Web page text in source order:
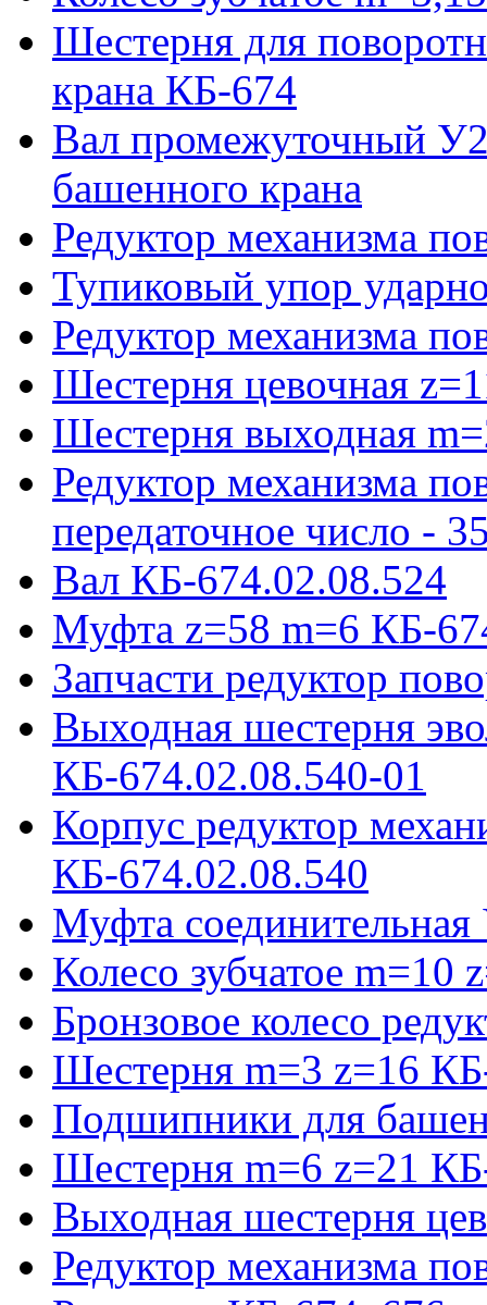
Шестерня для
крана КБ-674
Вал промежуточный
башенного крана
Редуктор механизма
Тупиковый упор
Редуктор механизма
Шестерня цевочная
Шестерня выходная
Редуктор механизма
передаточное число -
Вал КБ-674.02.08.524
Муфта z=58 m=6 КБ-
Запчасти редуктор
Выходная шестерня
КБ-674.02.08.540-01
Корпус редуктор
КБ-674.02.08.540
Муфта соединительная
Колесо зубчатое
Бронзовое колесо
Шестерня m=3 z=16
Подшипники для
Шестерня m=6 z=21
Выходная шестерня
Редуктор механизма